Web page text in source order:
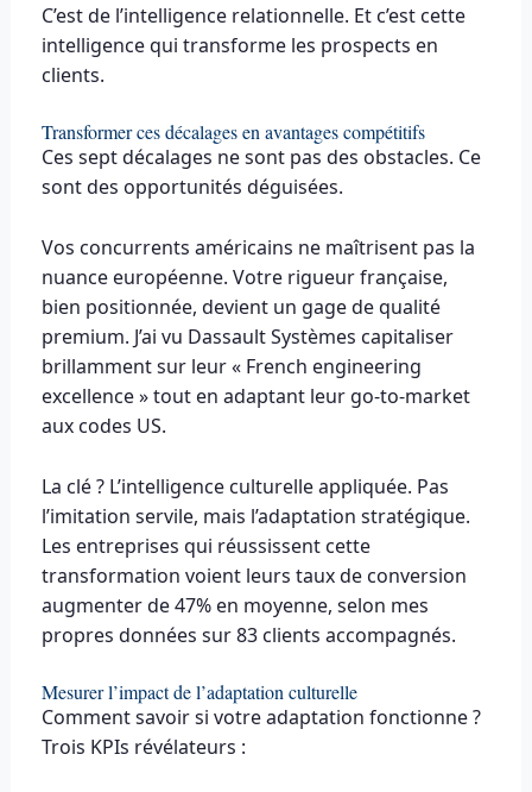
C’est de l’intelligence relationnelle. Et c’est cette
intelligence qui transforme les prospects en
clients.
Transformer ces décalages en avantages compétitifs
Ces sept décalages ne sont pas des obstacles. Ce
sont des opportunités déguisées.
Vos concurrents américains ne maîtrisent pas la
nuance européenne. Votre rigueur française,
bien positionnée, devient un gage de qualité
premium. J’ai vu Dassault Systèmes capitaliser
brillamment sur leur « French engineering
excellence » tout en adaptant leur go-to-market
aux codes US.
La clé ? L’intelligence culturelle appliquée. Pas
l’imitation servile, mais l’adaptation stratégique.
Les entreprises qui réussissent cette
transformation voient leurs taux de conversion
augmenter de 47% en moyenne, selon mes
propres données sur 83 clients accompagnés.
Mesurer l’impact de l’adaptation culturelle
Comment savoir si votre adaptation fonctionne ?
Trois KPIs révélateurs :